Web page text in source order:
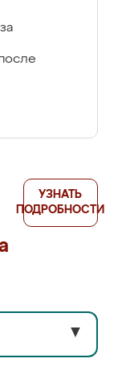
УЗНАТЬ
ПОДРОБНОСТИ
▼